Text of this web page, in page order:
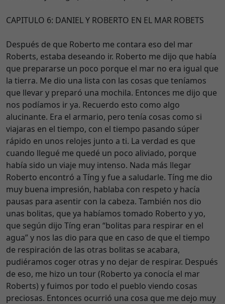
CAPITULO 6: DANIEL Y ROBERTO EN EL MAR ROBETS
Después de que Roberto me contara eso del mar
Roberts, estaba deseando ir. Roberto me dijo que había
que prepararse un poco porque el mar no era igual que
la tierra. Me dio una lista con las cosas que teníamos
que llevar y preparó una mochila. Entonces me dijo que
nos podíamos ir ya. Recuerdo esto como algo
alucinante. Era el armario, pero tenía cosas como si
viajaras en el tiempo, con el tiempo pasando súper
rápido en unos relojes junto a ti. La verdad es que
cuando llegué me quedé un poco aliviado, porque
había sido un viaje muy intenso. Nada más llegar
Roberto encontró a Tíng y fue a saludarle. Tíng me dio
muy buena impresión, hablaba con respeto y hacía
pausas para asentir con la cabeza. También nos dio
unas bolitas, que ya habíamos tomado Roberto y yo,
que según dijo Tíng eran “bolitas para respirar en el
agua” y nos las dio para que en caso de que el tiempo
de respiración de las otras bolitas se acabara,
pudiéramos coger otras y no dejar de respirar. Después
de eso, me hizo un tour (Roberto ya conocía el mar
Roberts) y fuimos por todo el pueblo viendo cosas
preciosas. Entonces ocurrió una cosa que me dejo muy